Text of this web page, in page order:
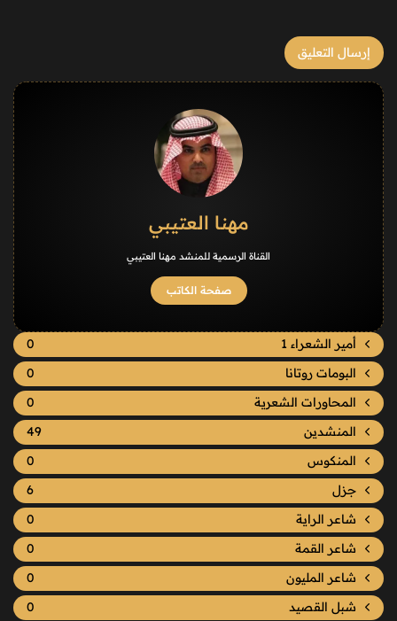
مهنا العتيبي
القناة الرسمية للمنشد مهنا العتيبي
صفحة الكاتب
أمير الشعراء 1
0
البومات روتانا
0
المحاورات الشعرية
0
المنشدين
49
المنكوس
0
جزل
6
شاعر الراية
0
شاعر القمة
0
شاعر المليون
0
شبل القصيد
0